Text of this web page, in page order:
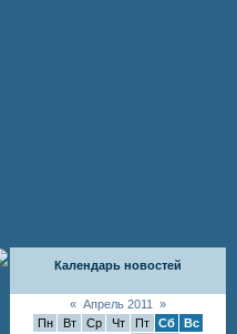
Календарь новостей
« Апрель 2011
»
Пн
Вт Ср Чт Пт Сб
Вс